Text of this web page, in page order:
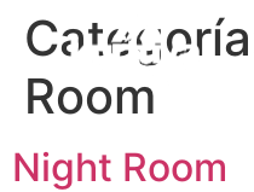
Room
Night Room